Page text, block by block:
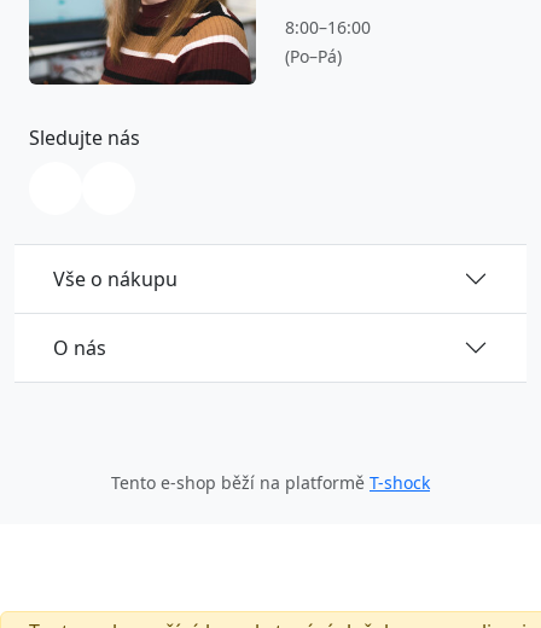
Vše o nákupu
O nás
8:00–16:00
(Po–Pá)
Sledujte nás
Tento e-shop běží na platformě T-shock